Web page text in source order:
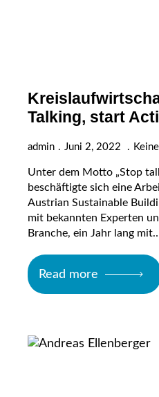
Talking, start
admin Juni 2, 2022
Unter dem Motto „Stop
beschäftigte sich eine
Austrian Sustainable
mit bekannten Experten
Branche, ein Jahr lang
Read more